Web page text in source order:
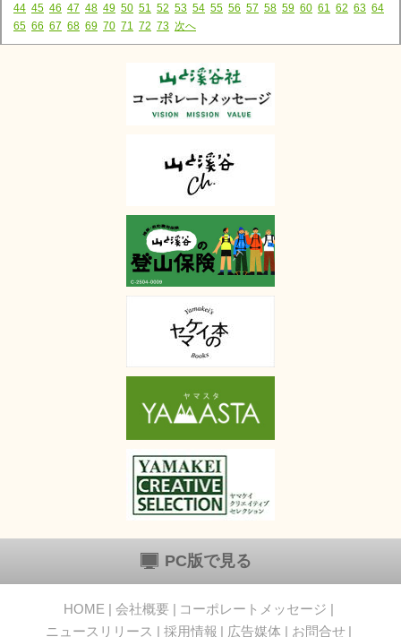
44 45 46 47 48 49 50 51 52 53 54 55 56 57 58 59 60 61 62 63 64
65 66 67 68 69 70 71 72 73 次へ
PC版で見る
HOME 会社概要
コーポレートメッセージ
ニュースリリース
採用情報 広告媒体 お問合せ